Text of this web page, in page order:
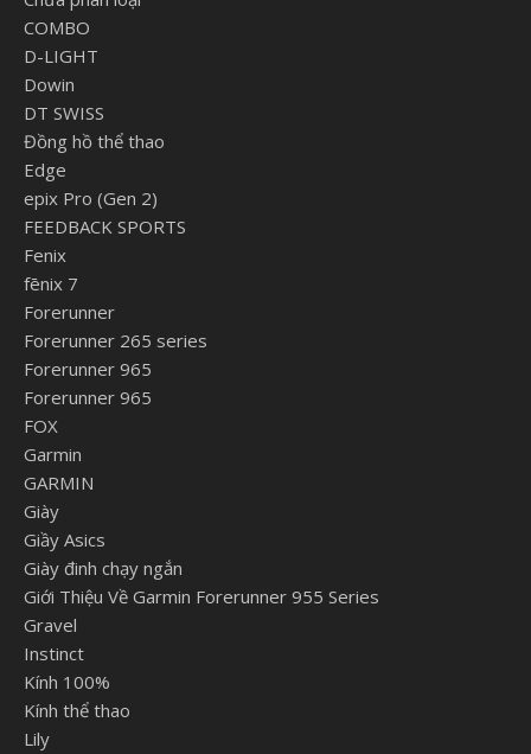
COMBO
D-LIGHT
Dowin
DT SWISS
Đồng hồ thể thao
Edge
epix Pro (Gen 2)
FEEDBACK SPORTS
Fenix
fēnix 7
Forerunner
Forerunner 265 series
Forerunner 965
Forerunner 965
FOX
Garmin
GARMIN
Giày
Giầy Asics
Giày đinh chạy ngắn
Giới Thiệu Về Garmin Forerunner 955 Series
Gravel
Instinct
Kính 100%
Kính thể thao
Lily